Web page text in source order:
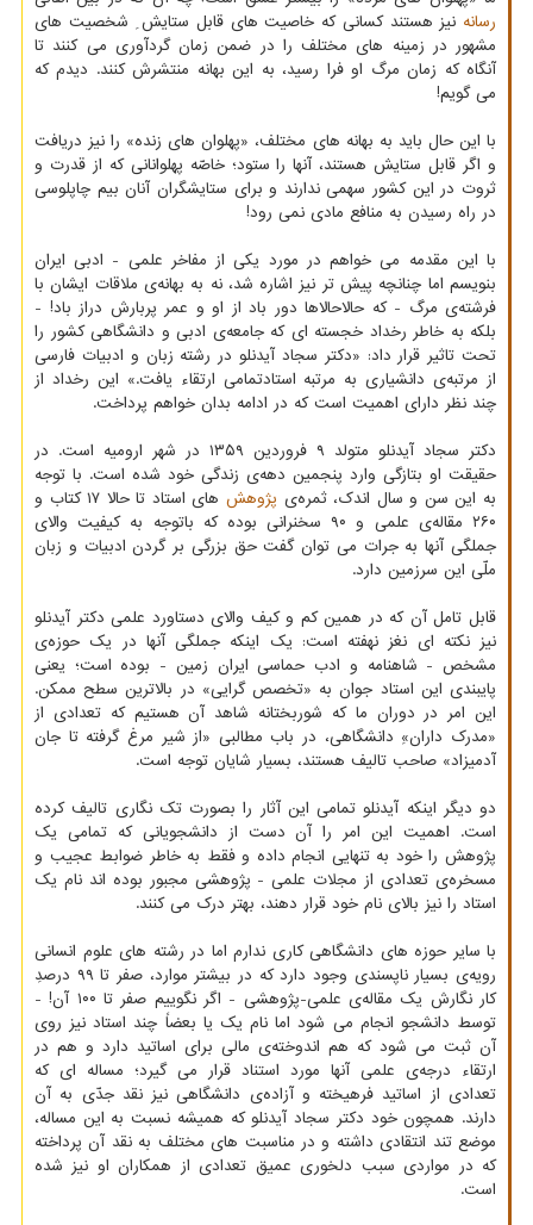
رسانه نیز هستند کسانی که خاصیت های قابل ستایش ِ شخصیت های
مشهور در زمینه های مختلف را در ضمن زمان گردآوری می کنند تا
آنگاه که زمان مرگ او فرا رسید، به این بهانه منتشرش کنند. دیدم که
می گویم!
با این حال باید به بهانه های مختلف، «پهلوان های زنده» را نیز دریافت
و اگر قابل ستایش هستند، آنها را ستود؛ خاصّه پهلوانانی که از قدرت و
ثروت در این کشور سهمی ندارند و برای ستایشگران آنان بیم چاپلوسی
در راه رسیدن به منافع مادی نمی رود!
با این مقدمه می خواهم در مورد یکی از مفاخر علمی - ادبی ایران
بنویسم اما چنانچه پیش تر نیز اشاره شد، نه به بهانه‌ی ملاقات ایشان با
فرشته‌ی مرگ - که حالاحالاها دور باد از او و عمر پربارش دراز باد! -
بلکه به خاطر رخداد خجسته ای که جامعه‌ی ادبی و دانشگاهی کشور را
تحت تاثیر قرار داد: «دکتر سجاد آیدنلو در رشته زبان و ادبیات فارسی
از مرتبه‌ی دانشیاری به مرتبه استادتمامی ارتقاء یافت.» این رخداد از
چند نظر دارای اهمیت است که در ادامه بدان خواهم پرداخت.
دکتر سجاد آیدنلو متولد ۹ فروردین ۱۳۵۹ در شهر ارومیه است. در
حقیقت او بتازگی وارد پنجمین دهه‌ی زندگی خود شده است. با توجه
به این سن و سال اندک، ثمره‌ی پژوهش
های استاد تا حالا ۱۷ کتاب و
۲۶۰ مقاله‌ی علمی و ۹۰ سخنرانی بوده که باتوجه به کیفیت والای
جملگی آنها به جرات می توان گفت حق بزرگی بر گردن ادبیات و زبان
ملّی این سرزمین دارد.
قابل تامل آن که در همین کم و کیف والای دستاورد علمی دکتر آیدنلو
نیز نکته ای نغز نهفته است: یک اینکه جملگی آنها در یک حوزه‌ی
مشخص - شاهنامه و ادب حماسی ایران زمین - بوده است؛ یعنی
پایبندی این استاد جوان به «تخصص گرایی» در بالاترین سطح ممکن.
این امر در دوران ما که شوربختانه شاهد آن هستیم که تعدادی از
«مدرک داران»ِ دانشگاهی، در باب مطالبی «از شیر مرغ گرفته تا جان
آدمیزاد» صاحب تالیف هستند، بسیار شایان توجه است.
دو دیگر اینکه آیدنلو تمامی این آثار را بصورت تک نگاری تالیف کرده
است. اهمیت این امر را آن دست از دانشجویانی که تمامی یک
پژوهش را خود به تنهایی انجام داده و فقط به خاطر ضوابط عجیب و
مسخره‌ی تعدادی از مجلات علمی - پژوهشی مجبور بوده اند نام یک
استاد را نیز بالای نام خود قرار دهند، بهتر درک می کنند.
با سایر حوزه های دانشگاهی کاری ندارم اما در رشته های علوم انسانی
رویه‌ی بسیار ناپسندی وجود دارد که در بیشتر موارد، صفر تا ۹۹ درصدِ
کار نگارش یک مقاله‌ی علمی-پژوهشی - اگر نگوییم صفر تا ۱۰۰ آن! -
توسط دانشجو انجام می شود اما نام یک یا بعضاً چند استاد نیز روی
آن ثبت می شود که هم اندوخته‌ی مالی برای اساتید دارد و هم در
ارتقاء درجه‌ی علمی آنها مورد استناد قرار می گیرد؛ مساله ای که
تعدادی از اساتید فرهیخته و آزاده‌ی دانشگاهی نیز نقد جدّی به آن
دارند. همچون خود دکتر سجاد آیدنلو که همیشه نسبت به این مساله،
موضع تند انتقادی داشته و در مناسبت های مختلف به نقد آن پرداخته
که در مواردی سبب دلخوری عمیق تعدادی از همکاران او نیز شده
است.